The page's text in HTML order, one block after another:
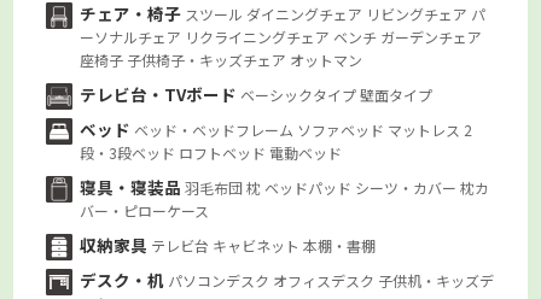
チェア・椅子 スツール ダイニングチェア リビングチェア パ
ーソナルチェア リクライニングチェア ベンチ ガーデンチェア
座椅子 子供椅子・キッズチェア オットマン
テレビ台・TVボード ベーシックタイプ壁面タイプ
ベッド ベッド・ベッドフレーム ソファベッド マットレス 2
段・3段ベッド ロフトベッド 電動ベッド
寝具・寝装品羽毛布団枕 ベッドパッド シーツ・カバー枕カ
バー・ピローケース
収納家具 テレビ台 キャビネット本棚・書棚
デスク・机 パソコンデスク オフィスデスク 子供机・キッズデ